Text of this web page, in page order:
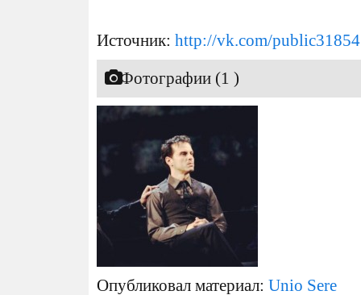
Источник: http://vk.com/
Фотографии (1 )
Опубликовал материал: Unio Sere